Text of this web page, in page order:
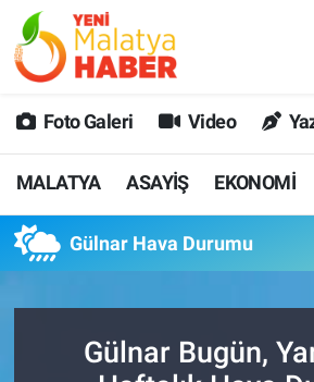
Foto Galeri Video
MALATYA ASAYİŞ EKONOMİ
Gülnar Hava Durumu
Gülnar Bugün,
MALATYA
GÜNCEL
SPOR
SAĞLIK
DİĞER
Malatya Nöbetçi Eczaneler
MALATYA Namaz Vakitleri
Malatya Trafik Yoğunluk
Süper Lig Puan Durumu ve
Tüm Manşetler